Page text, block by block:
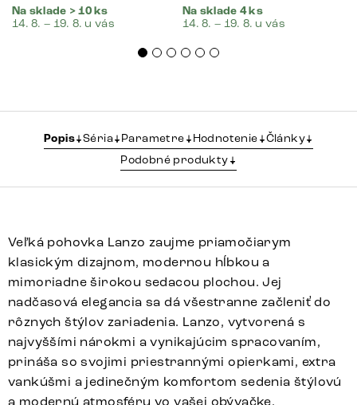
Na sklade > 10 ks
14. 8. – 19. 8. u vás
Na sklade 4 ks
14. 8. – 19. 8. u vás
Popis Séria Parametre Hodnotenie
Články
Podobné produkty
Veľká pohovka Lanzo zaujme priamočiarym
klasickým dizajnom, modernou hĺbkou a
mimoriadne širokou sedacou plochou. Jej
nadčasová elegancia sa dá všestranne začleniť do
rôznych štýlov zariadenia. Lanzo, vytvorená s
najvyššími nárokmi a vynikajúcim spracovaním,
prináša so svojimi priestrannými opierkami, extra
vankúšmi a jedinečným komfortom sedenia štýlovú
a modernú atmosféru vo vašej obývačke.